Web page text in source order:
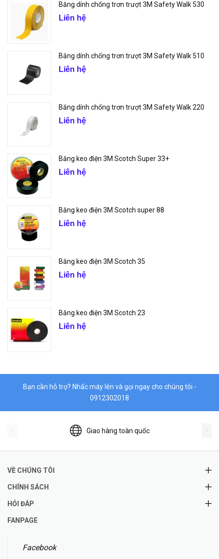
Băng dính chống trơn trượt 3M Safety Walk 530
Liên hệ
Băng dính chống trơn trượt 3M Safety Walk 510
Liên hệ
Băng dính chống trơn trượt 3M Safety Walk 220
Liên hệ
Băng keo điện 3M Scotch Super 33+
Liên hệ
Băng keo điện 3M Scotch super 88
Liên hệ
Băng keo điện 3M Scotch 35
Liên hệ
Băng keo điện 3M Scotch 23
Liên hệ
Bạn cần hỗ trợ? Nhấc máy lên và gọi ngay cho chúng tôi -
0912302018
Giao hàng toàn quốc
VỀ CHÚNG TÔI
CHÍNH SÁCH
HỎI ĐÁP
FANPAGE
Facebook